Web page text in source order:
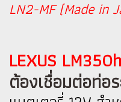
LN2-MF (Made in
LEXUS
ต้องเชื่อมต่อท่อ